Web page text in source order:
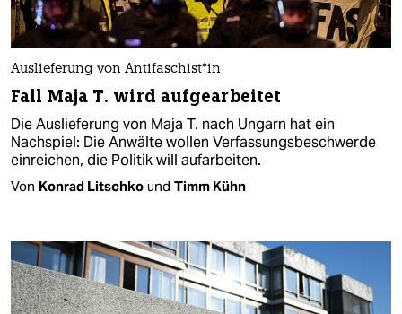
Auslieferung von An­ti­fa­schis­t*in
Fall Maja T. wird aufgearbeitet
Die Auslieferung von Maja T. nach Ungarn hat ein
Nachspiel: Die Anwälte wollen Verfassungsbeschwerde
einreichen, die Politik will aufarbeiten.
Von Konrad Litschko und Timm Kühn